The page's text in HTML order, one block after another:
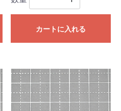
カートに入れる